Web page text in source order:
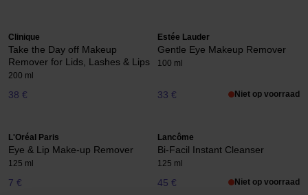
Clinique
Take the Day off Makeup
Remover for Lids, Lashes & Lips
200 ml
38 €
Estée Lauder
Gentle Eye Makeup Remover
100 ml
33 € Niet op voorraad
L'Oréal Paris
Eye & Lip Make-up Remover
125 ml
7 €
Lancôme
Bi-Facil Instant Cleanser
125 ml
45 € Niet op voorraad